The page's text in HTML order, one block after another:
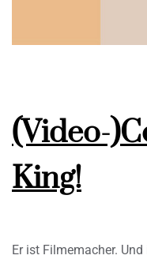
(Video-
King!
Er ist Filmemacher.